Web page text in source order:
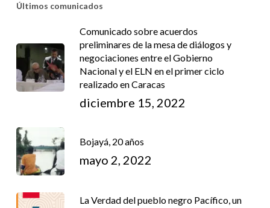
Últimos comunicados
Comunicado sobre acuerdos
preliminares de la mesa de diálogos y
negociaciones entre el Gobierno
Nacional y el ELN en el primer ciclo
realizado en Caracas
diciembre 15, 2022
Bojayá, 20 años
mayo 2, 2022
La Verdad del pueblo negro Pacífico, un